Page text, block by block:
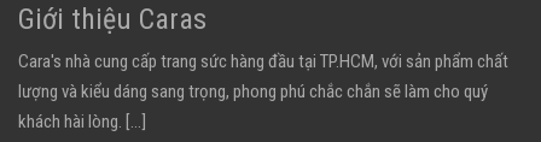
Giới thiệu Caras
Cara's nhà cung cấp trang sức hàng đầu tại TP.HCM, với sản phẩm chất
lượng và kiểu dáng sang trọng, phong phú chắc chắn sẽ làm cho quý
khách hài lòng. [...]